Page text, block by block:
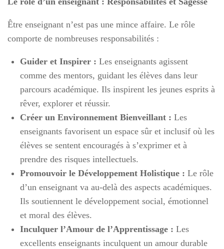
Être enseignant n’est pas une mince affaire. Le rôle
comporte de nombreuses responsabilités :
Guider et Inspirer : Les enseignants agissent
comme des mentors, guidant les élèves dans leur
parcours académique. Ils inspirent les jeunes esprits à
rêver, explorer et réussir.
Créer un Environnement Bienveillant : Les
enseignants favorisent un espace sûr et inclusif où les
élèves se sentent encouragés à s’exprimer et à
prendre des risques intellectuels.
Promouvoir le Développement Holistique : Le rôle
d’un enseignant va au-delà des aspects académiques.
Ils soutiennent le développement social, émotionnel
et moral des élèves.
Inculquer l’Amour de l’Apprentissage : Les
excellents enseignants inculquent un amour durable